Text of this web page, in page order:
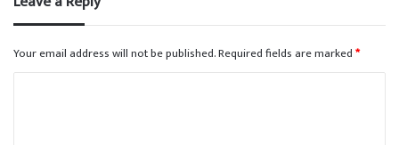
Your email address will not be published.Required fields are marked*